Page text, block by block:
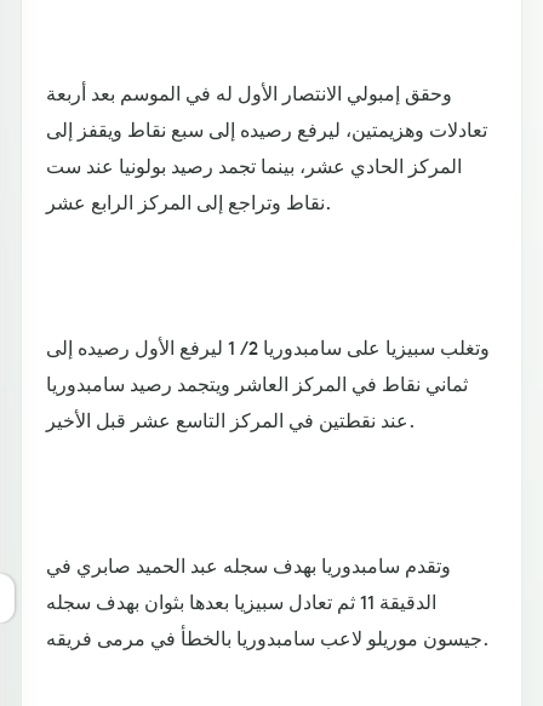
وحقق إمبولي الانتصار الأول له في الموسم بعد أربعة
تعادلات وهزيمتين، ليرفع رصيده إلى سبع نقاط ويقفز إلى
المركز الحادي عشر، بينما تجمد رصيد بولونيا عند ست
نقاط وتراجع إلى المركز الرابع عشر.
وتغلب سبيزيا على سامبدوريا 2 / 1 ليرفع الأول رصيده إلى
ثماني نقاط في المركز العاشر ويتجمد رصيد سامبدوريا
عند نقطتين في المركز التاسع عشر قبل الأخير.
وتقدم سامبدوريا بهدف سجله عبد الحميد صابري في
الدقيقة 11 ثم تعادل سبيزيا بعدها بثوان بهدف سجله
جيسون موريلو لاعب سامبدوريا بالخطأ في مرمى فريقه.